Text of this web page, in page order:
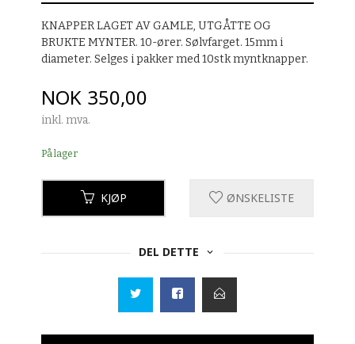
KNAPPER LAGET AV GAMLE, UTGÅTTE OG
BRUKTE MYNTER. 10-ører. Sølvfarget. 15mm i
diameter. Selges i pakker med 10stk myntknapper.
Pris
NOK 350,00
inkl. mva.
På lager
KJØP ØNSKELISTE
DEL DETTE